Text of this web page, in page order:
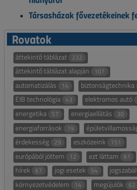
Társasházak fővezetékeinek
Rovatok
áttekintő táblázat 232
áttekintő táblázat alapján 107
automatizálás 14 biztonságtechnika
EIB technológia 43 elektromos autó
energetika 57 energiaellátás 30
energiaforrások 19
érdekesség 29 eszközeink 151
európából jöttem 12 ezt láttam 61
hírek 67 jogi esetek 54
környezetvédelem 14 megújulók 62